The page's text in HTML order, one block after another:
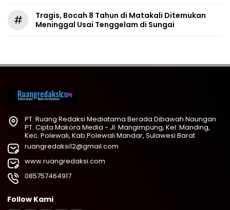
#
Tragis, Bocah 8 Tahun di Matakali Ditemukan
Meninggal Usai Tenggelam di Sungai
PT. Ruang Redaksi Mediatama Berada Dibawah Naungan
PT. Cipta Makora Media - Jl. Mangimpung, Kel. Manding,
Kec. Polewali, Kab.Polewali Mandar, Sulawesi Barat
ruangredaksi12@gmail.com
www.ruangredaksi.com
085757464917
Follow Kami